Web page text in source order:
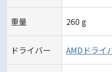
重量 260 g
ドライバー AMDドライ